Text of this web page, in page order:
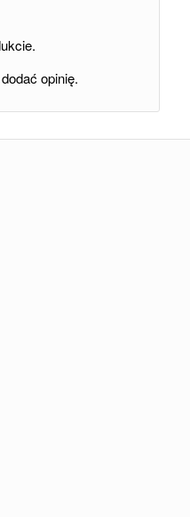
opinię.